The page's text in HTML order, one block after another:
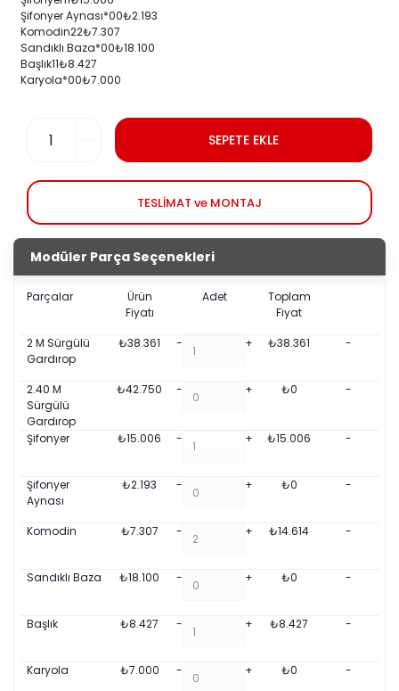
Şifonyer Aynası*00₺2.193
Komodin22₺7.307
Sandıklı Baza*00₺18.100
Başlık11₺8.427
Karyola*00₺7.000
SEPETE EKLE
TESLİMAT ve MONTAJ
Modüler Parça Seçenekleri
Parçalar
Ürün
Fiyatı
Adet
Toplam
Fiyat
2 M Sürgülü
Gardırop
₺38.361 - + ₺38.361 -
2.40 M
Sürgülü
Gardırop
₺42.750 - + ₺0 -
Şifonyer ₺15.006 - + ₺15.006 -
Şifonyer
Aynası
₺2.193 - + ₺0 -
Komodin ₺7.307 - + ₺14.614 -
Sandıklı Baza ₺18.100 - + ₺0 -
Başlık ₺8.427 - + ₺8.427 -
Karyola ₺7.000 - + ₺0 -